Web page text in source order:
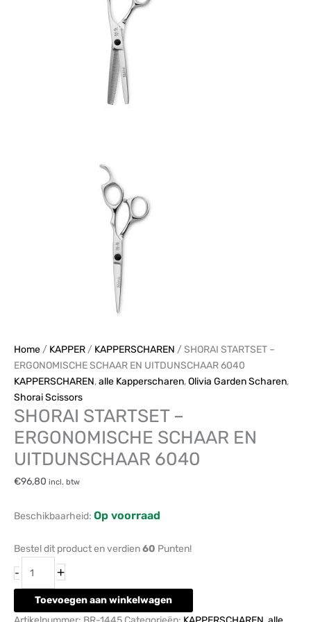
Home / KAPPER / KAPPERSCHAREN / SHORAI STARTSET –
ERGONOMISCHE SCHAAR EN UITDUNSCHAAR 6040
KAPPERSCHAREN,alle Kapperscharen,Olivia Garden Scharen,
Shorai Scissors
SHORAI STARTSET –
ERGONOMISCHE SCHAAR EN
UITDUNSCHAAR 6040
€96,80 incl. btw
Beschikbaarheid: Op voorraad
Bestel dit product en verdien60 Punten!
- +
Toevoegen aan winkelwagen